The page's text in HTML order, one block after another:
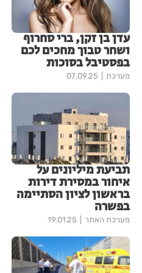
עדן בן זקן, ברי סחרוף
ושחר טבוך מחכים לכם
בפסטיבל בסוכות
מערכת 07.09.25
תביעת מיליונים על
איחור במסירת דירות
בראשון לציון הסתיימה
בפשרה
מערכת האתר 19.01.25